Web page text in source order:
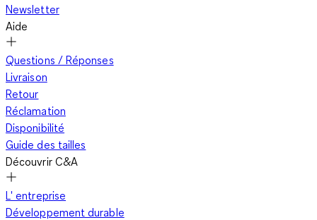
Newsletter
Aide
Questions / Réponses
Livraison
Retour
Réclamation
Disponibilité
Guide des tailles
Découvrir C&A
L' entreprise
Développement durable